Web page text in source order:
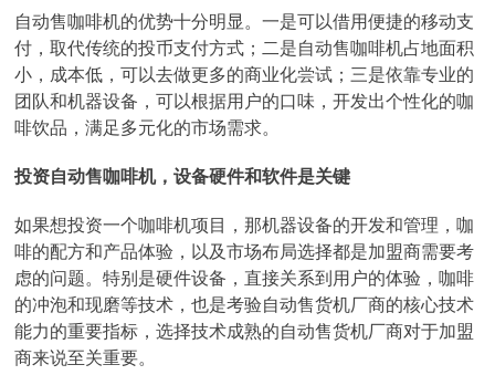
自动售咖啡机的优势十分明显。一是可以借用便捷的移动支
付，取代传统的投币支付方式；二是自动售咖啡机占地面积
小，成本低，可以去做更多的商业化尝试；三是依靠专业的
团队和机器设备，可以根据用户的口味，开发出个性化的咖
啡饮品，满足多元化的市场需求。
投资自动售咖啡机，设备硬件和软件是关键
如果想投资一个咖啡机项目，那机器设备的开发和管理，咖
啡的配方和产品体验，以及市场布局选择都是加盟商需要考
虑的问题。特别是硬件设备，直接关系到用户的体验，咖啡
的冲泡和现磨等技术，也是考验自动售货机厂商的核心技术
能力的重要指标，选择技术成熟的自动售货机厂商对于加盟
商来说至关重要。